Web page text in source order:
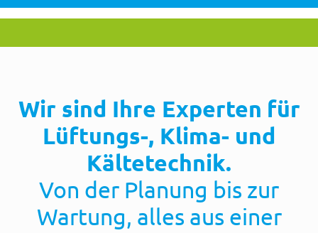
Wir sind Ihre Experten für
Lüftungs-, Klima- und
Kältetechnik.
Von der Planung bis zur
Wartung, alles aus einer